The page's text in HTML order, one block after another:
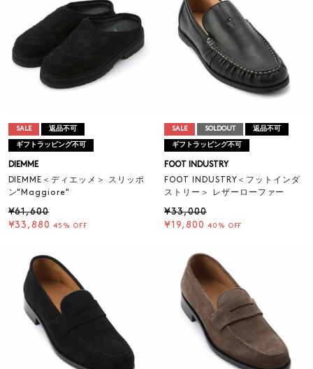
SALE 返品不可
ギフトラッピング不可
DIEMME
DIEMME＜ディエッメ＞ スリッポ
ン"Maggiore"
¥61,600
¥33,880 45% OFF
SALE SOLDOUT 返品不可
ギフトラッピング不可
FOOT INDUSTRY
FOOT INDUSTRY＜フットインダ
ストリー＞ レザーローファー
¥33,000
¥19,800 40% OFF